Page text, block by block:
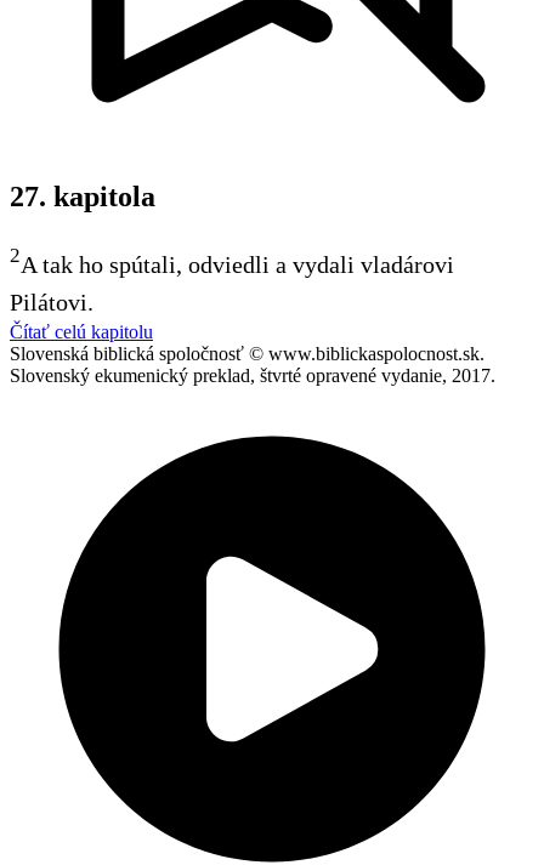
27. kapitola
2A tak ho spútali, odviedli a vydali vladárovi
Pilátovi.
Čítať celú kapitolu
Slovenská biblická spoločnosť © www.biblickaspolocnost.sk.
Slovenský ekumenický preklad, štvrté opravené vydanie, 2017.